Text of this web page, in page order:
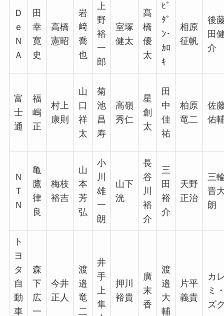
Ｄ
ｅ
Ｎ
Ａ
田
幸
寛
史
高橋
憲昭
岩
﨑
喬
也
上
野
裕
一
郎
室塚
健太
髙
橋
優
太
ﾋﾞ
ﾀﾞ
ﾝ･
ｶﾛ
ｷ
相原
征帆
後
田
介
富
士
通
福
嶋
正
村上
康則
山
口
祥
太
菊
池
昌
寿
高嶺
秀仁
星
創
太
田
中
佳
祐
柏原
竜二
佐
佑
Ｎ
Ｔ
Ｎ
亀
鷹
律
良
梅枝
裕吉
山
本
芳
弘
小
川
雄
一
朗
山下
洸
長
谷
川
裕
介
三
田
裕
介
天野
正治
三
晋
朗
ト
ヨ
タ
自
動
車
森
下
広
一
今井
正人
渡
邉
竜
二
井
手
上
隼
押川
裕貴
廣
末
香
渡
邉
大
輔
片平
義貴
カ
ミ
ズ